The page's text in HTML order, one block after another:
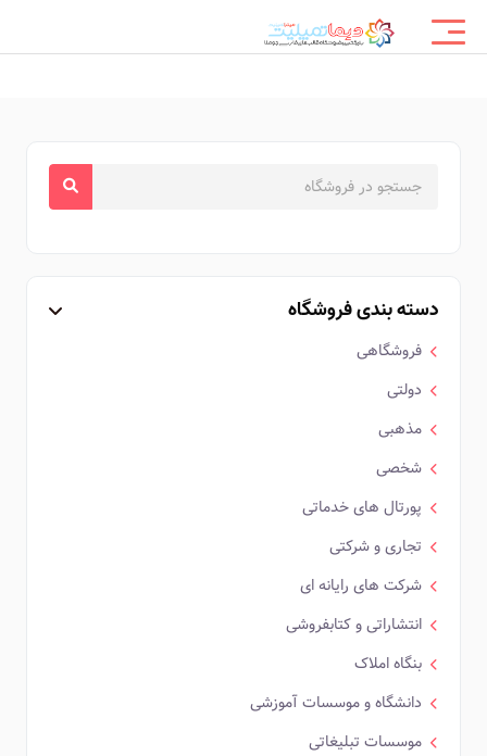
دسته بندی فروشگاه
فروشگاهی
دولتی
مذهبی
شخصی
پورتال های خدماتی
تجاری و شرکتی
شرکت های رایانه ای
انتشاراتی و کتابفروشی
بنگاه املاک
دانشگاه و موسسات آموزشی
موسسات تبلیغاتی